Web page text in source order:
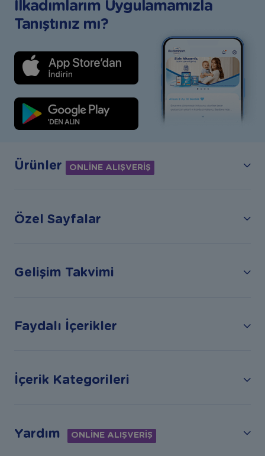
İlkadımlarım Uygulamamızla
Tanıştınız mı?
Ürünler ONLİNE ALIŞVERİŞ
Özel Sayfalar
Gelişim Takvimi
Faydalı İçerikler
İçerik Kategorileri
Yardım ONLİNE ALIŞVERİŞ